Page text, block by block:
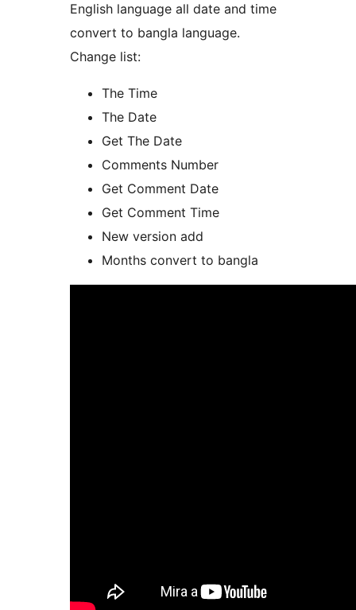
English language all date and time
convert to bangla language.
Change list:
The Time
The Date
Get The Date
Comments Number
Get Comment Date
Get Comment Time
New version add
Months convert to bangla